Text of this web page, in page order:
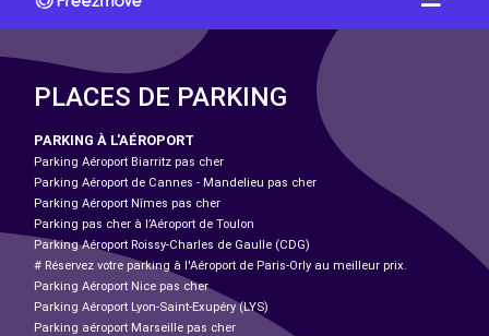
PLACES DE PARKING
PARKING À L'AÉROPORT
Parking Aéroport Biarritz pas cher
Parking Aéroport de Cannes - Mandelieu pas cher
Parking Aéroport Nîmes pas cher
Parking pas cher à l’Aéroport de Toulon
Parking Aéroport Roissy-Charles de Gaulle (CDG)
# Réservez votre parking à l'Aéroport de Paris-Orly au meilleur prix.
Parking Aéroport Nice pas cher
Parking Aéroport Lyon-Saint-Exupéry (LYS)
Parking aéroport Marseille pas cher